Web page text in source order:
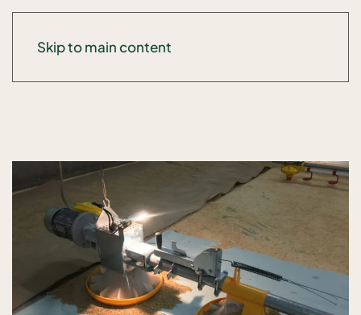
Skip to main content